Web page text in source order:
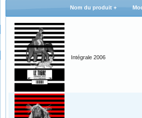
Nom du produit +
Intégrale 2006